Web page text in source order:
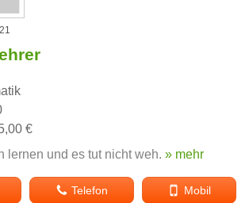
€
lernen und es tut nicht weh. » mehr
Telefon Mobil